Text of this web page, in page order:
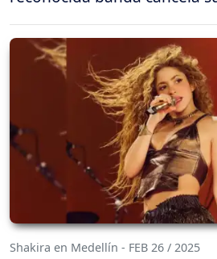
Shakira en Medellín - FEB 26 / 2025